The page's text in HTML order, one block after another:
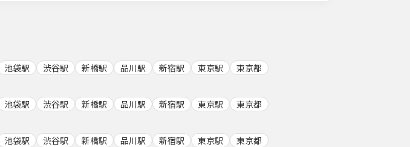
池袋駅 渋谷駅 新橋駅 品川駅 新宿駅 東京駅
東京都
池袋駅 渋谷駅 新橋駅 品川駅 新宿駅 東京駅
東京都
池袋駅 渋谷駅 新橋駅 品川駅 新宿駅 東京駅 東京都